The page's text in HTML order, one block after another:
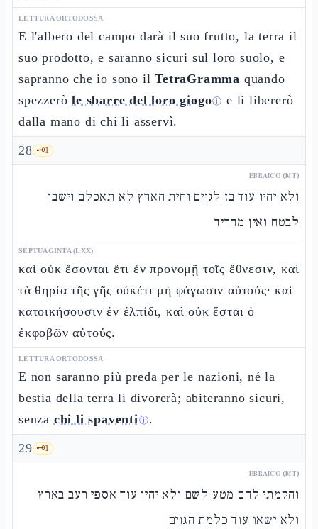
LETTURA ORTODOSSA
E l'albero del campo darà il suo frutto, la terra il
suo prodotto, e saranno sicuri sul loro suolo, e
sapranno che io sono ilTetraGramma quando
spezzeròle sbarre del loro giogoⓘ e li libererò
dalla mano di chi li asservì.
28 🗝️1
EBRAICO (MT)
ולא יהיו עוד בז לגוים וחית הארץ לא תאכלם וישבו
לבטח ואין מחריד
SEPTUAGINTA (LXX)
καὶ οὐκ ἔσονται ἔτι ἐν προνομῇ τοῖς ἔθνεσιν, καὶ
τὰ θηρία τῆς γῆς οὐκέτι μὴ φάγωσιν αὐτούς· καὶ
κατοικήσουσιν ἐν ἐλπίδι, καὶ οὐκ ἔσται ὁ
ἐκφοβῶν αὐτούς.
LETTURA ORTODOSSA
E non saranno più preda per le nazioni, né la
bestia della terra li divorerà; abiteranno sicuri,
senza chi li spaventiⓘ.
29 🗝️1
EBRAICO (MT)
והקמתי להם מטע לשם ולא יהיו עוד אספי רעב בארץ
ולא ישאו עוד כלמת הגוים